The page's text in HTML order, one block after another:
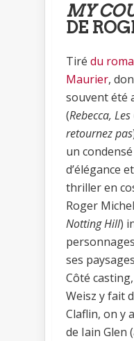
MY
DE
Tiré du
Maurier,
souvent été
(Rebecca,
retournez pas
un
d’élégance
thriller en
Roger
Notting Hill)
ses
Côté
Weisz y fait
Claflin, on y
de Iain Glen